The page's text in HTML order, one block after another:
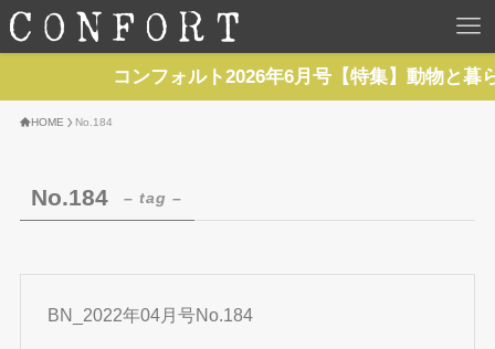
HOME
REPORTS
コンフォルト2026年6月号【特集】動物と
HOME No.184
No.184 – tag –
BN_2022年04月号No.184